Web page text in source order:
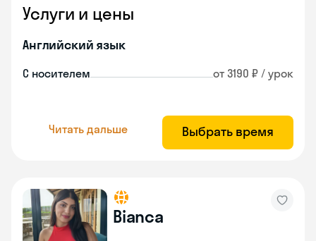
Услуги и цены
Английский язык
С носителем от 3190 ₽ / урок
Читать дальше Выбрать время
Bianca